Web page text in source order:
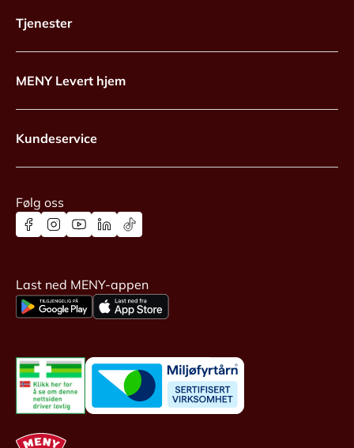
Tjenester
MENY Levert hjem
Kundeservice
Følg oss
Last ned MENY-appen